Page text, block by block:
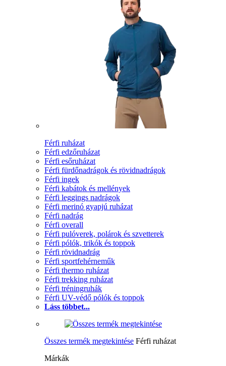
Férfi ruházat
Férfi edzőruházat
Férfi esőruházat
Férfi fürdőnadrágok és rövidnadrágok
Férfi ingek
Férfi kabátok és mellények
Férfi leggings nadrágok
Férfi merinó gyapjú ruházat
Férfi nadrág
Férfi overall
Férfi pulóverek, polárok és szvetterek
Férfi pólók, trikók és toppok
Férfi rövidnadrág
Férfi sportfehérneműk
Férfi thermo ruházat
Férfi trekking ruházat
Férfi tréningruhák
Férfi UV-védő pólók és toppok
Láss többet...
Összes termék megtekintése Férfi ruházat
Márkák